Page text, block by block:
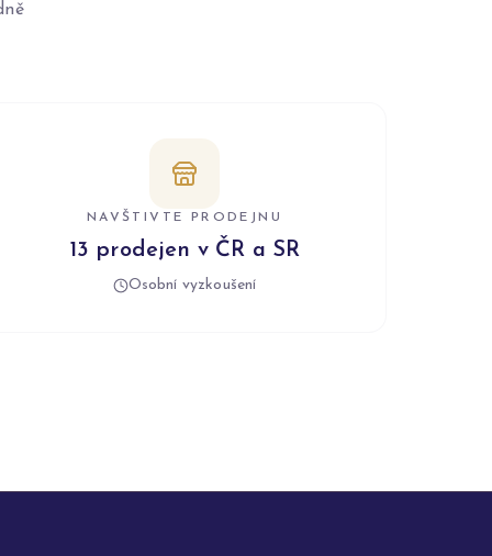
NAVŠTIVTE PRODEJNU
13 prodejen v ČR a SR
Osobní vyzkoušení